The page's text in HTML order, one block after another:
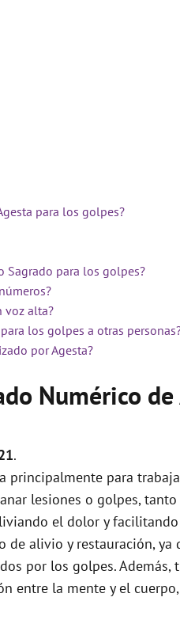
para los golpes?
Sagrado para los golpes?
voz alta?
los golpes a otras
por Agesta?
Numérico
.
principalmente para
lesiones o golpes,
el dolor y
alivio y restauración,
por los golpes.
entre la mente y el